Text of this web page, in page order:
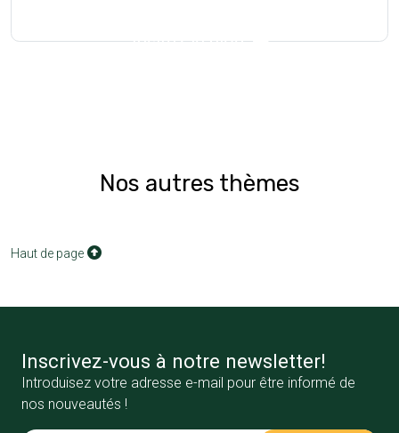
Visitez le blog
Nos autres thèmes
Haut de page
Inscrivez-vous à notre newsletter!
Introduisez votre adresse e-mail pour être informé de
nos nouveautés !